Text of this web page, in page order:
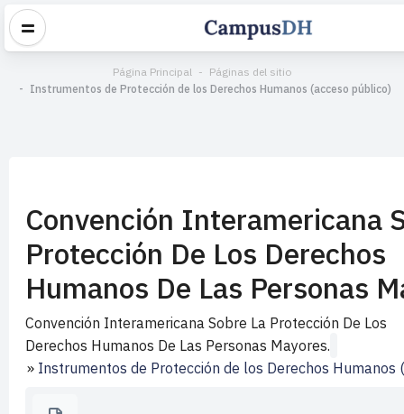
Página Principal
Páginas del sitio
Instrumentos de Protección de los Derechos Humanos (acceso público)
Convención Interamericana
Protección De Los Derechos
Humanos De Las Personas
Convención Interamericana Sobre La Protección De Los
Derechos Humanos De Las Personas Mayores.
» Instrumentos de Protección de los Derechos Humanos